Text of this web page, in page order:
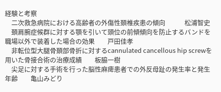
経験と考察
二次救急病院における高齢者の外傷性頚椎疾患の傾向 松浦智史
頚肩腕症候群に対する顎を引いて頭位の前傾傾向を防止するバンドを
職場以外で装着した場合の効果 戸田佳孝
非転位型大腿骨頚部骨折に対するcannulated cancellous hip screwを
用いた骨接合術の治療成績 板脇一樹
尖足に対する手術を行った脳性麻痺患者での外反母趾の発生率と発生
年齢 亀山みどり